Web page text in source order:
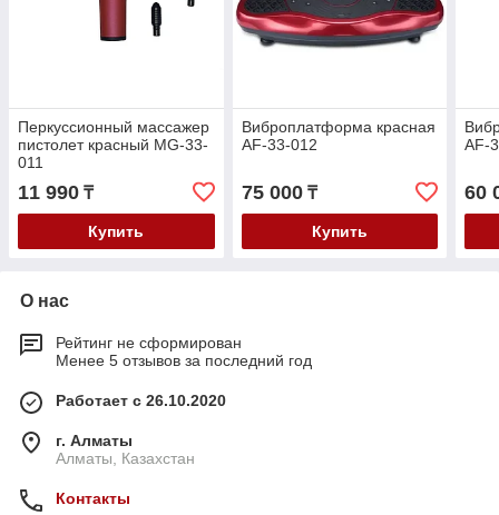
Перкуссионный массажер
пистолет красный MG-33-
011
11 990 ₸
Купить
Виброплатформа красная
AF-33-012
75 000₸
Купить
AF-
60
О нас
Рейтинг не сформирован
Менее 5 отзывов за последний год
Работает с 26.10.2020
г. Алматы
Алматы, Казахстан
Контакты